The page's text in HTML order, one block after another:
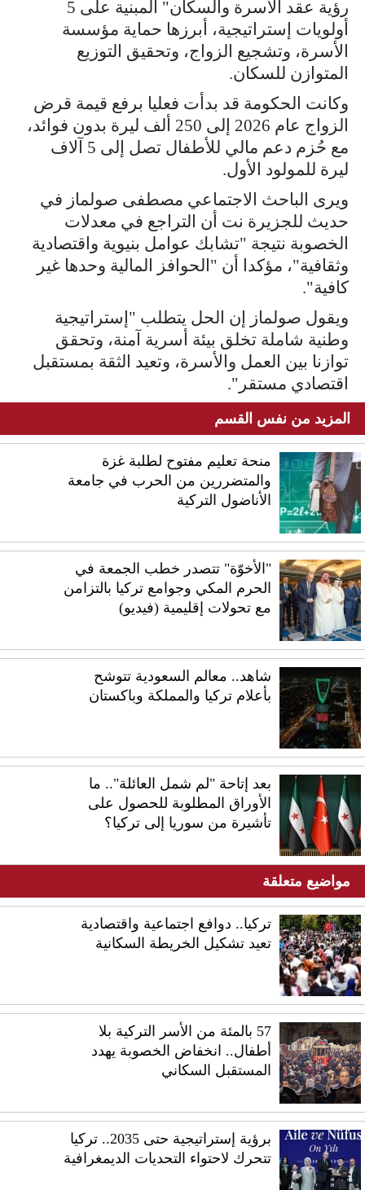
رؤية عقد الأسرة والسكان" المبنية على 5
أولويات إستراتيجية، أبرزها حماية مؤسسة
الأسرة، وتشجيع الزواج، وتحقيق التوزيع
المتوازن للسكان.
وكانت الحكومة قد بدأت فعليا برفع قيمة قرض
الزواج عام 2026 إلى 250 ألف ليرة بدون فوائد،
مع حُزم دعم مالي للأطفال تصل إلى 5 آلاف
ليرة للمولود الأول.
ويرى الباحث الاجتماعي مصطفى صولماز في
حديث للجزيرة نت أن التراجع في معدلات
الخصوبة نتيجة "تشابك عوامل بنيوية واقتصادية
وثقافية"، مؤكدا أن "الحوافز المالية وحدها غير
كافية".
ويقول صولماز إن الحل يتطلب "إستراتيجية
وطنية شاملة تخلق بيئة أسرية آمنة، وتحقق
توازنا بين العمل والأسرة، وتعيد الثقة بمستقبل
اقتصادي مستقر".
المزيد من نفس القسم
منحة تعليم مفتوح لطلبة غزة
والمتضررين من الحرب في جامعة
الأناضول التركية
"الأخوّة" تتصدر خطب الجمعة في
الحرم المكي وجوامع تركيا بالتزامن
مع تحولات إقليمية (فيديو)
شاهد.. معالم السعودية تتوشح
بأعلام تركيا والمملكة وباكستان
بعد إتاحة "لم شمل العائلة".. ما
الأوراق المطلوبة للحصول على
تأشيرة من سوريا إلى تركيا؟
مواضيع متعلقة
تركيا.. دوافع اجتماعية واقتصادية
تعيد تشكيل الخريطة السكانية
57 بالمئة من الأسر التركية بلا
أطفال.. انخفاض الخصوبة يهدد
المستقبل السكاني
برؤية إستراتيجية حتى 2035.. تركيا
تتحرك لاحتواء التحديات الديمغرافية